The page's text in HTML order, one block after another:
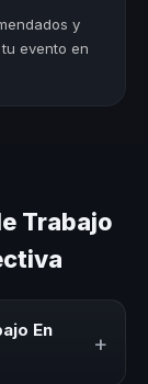
y
evento en
Trabajo
En
+